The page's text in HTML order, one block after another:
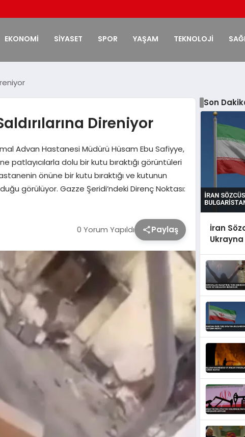
EKONOMİ SİYASET SPOR YAŞAM TEKNOLOJİ
Direniyor
Advan Hastanesi Müdürü Hüsam Ebu Safiyye,
dolu bir kutu bıraktığı görüntüleri
önüne bir kutu bıraktığı ve kutunun
görülüyor. Gazze Şeridi’ndeki Direnç Noktası:
0 Yorum Yapıldı Paylaş
Son
İran